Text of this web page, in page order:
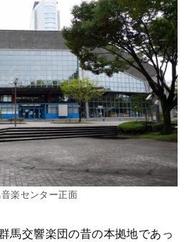
楽センター正面
馬交響楽団の昔の本拠地であっ